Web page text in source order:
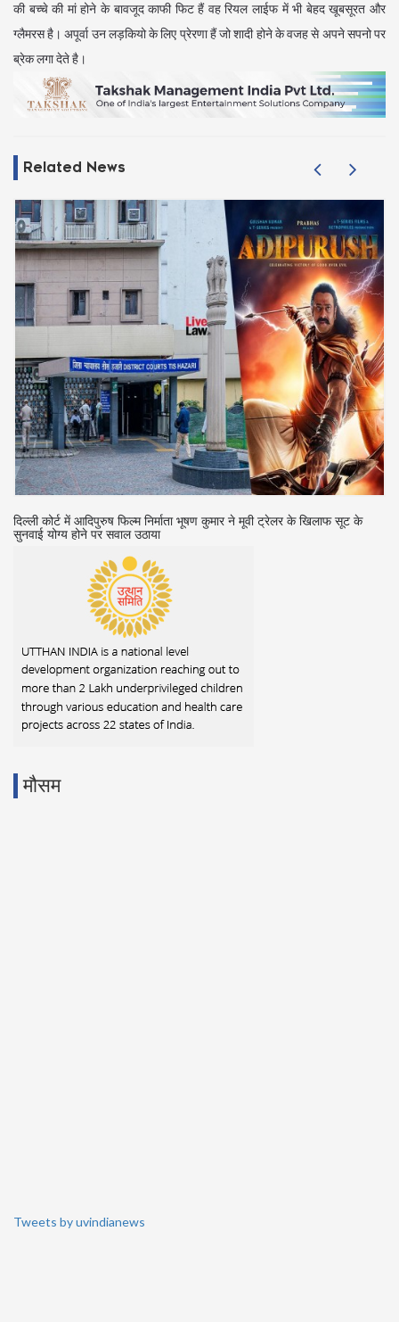
की बच्चे की मां होने के बावजूद काफी फिट हैं वह रियल लाईफ में भी बेहद खूबसूरत और
ग्लैमरस है। अपूर्वा उन लड़कियो के लिए प्रेरणा हैं जो शादी होने के वजह से अपने सपनो पर
ब्रेक लगा देते है।
Related News
दिल्ली कोर्ट में आदिपुरुष फिल्म निर्माता भूषण कुमार ने मूवी ट्रेलर के खिलाफ सूट के
सुनवाई योग्य होने पर सवाल उठाया
मौसम
Tweets by uvindianews